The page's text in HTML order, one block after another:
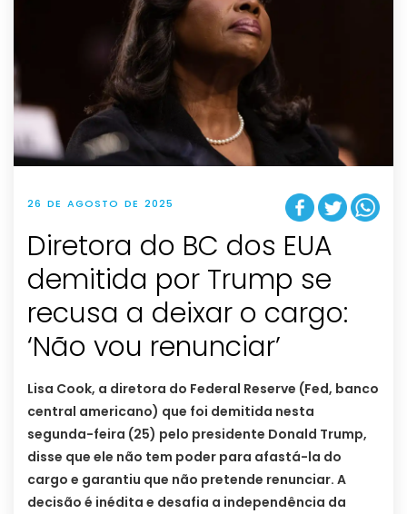
26 DE AGOSTO DE 2025
Diretora do BC dos EUA
demitida por Trump se
recusa a deixar o cargo:
‘Não vou renunciar’
Lisa Cook, a diretora do Federal Reserve (Fed, banco
central americano) que foi demitida nesta
segunda-feira (25) pelo presidente Donald Trump,
disse que ele não tem poder para afastá-la do
cargo e garantiu que não pretende renunciar. A
decisão é inédita e desafia a independência da